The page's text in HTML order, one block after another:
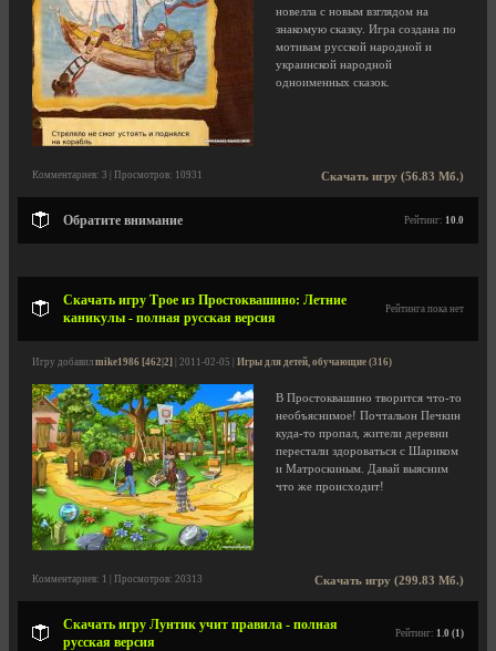
новелла с новым взглядом на
знакомую сказку. Игра создана по
мотивам русской народной и
украинской народной
одноименных сказок.
Скачать игру (56.83 Мб.)
Комментариев: 3 | Просмотров: 10931
Обратите внимание Рейтинг: 10.0
Скачать игру Трое из Простоквашино: Летние
каникулы - полная русская версия
Рейтинга пока нет
Игру добавил mike1986 [462|2] | 2011-02-05 | Игры для детей, обучающие (316)
В Простоквашино творится что-то
необъяснимое! Почтальон Печкин
куда-то пропал, жители деревни
перестали здороваться с Шариком
и Матроскиным. Давай выясним
что же происходит!
Скачать игру (299.83 Мб.)
Комментариев: 1 | Просмотров: 20313
Скачать игру Лунтик учит правила - полная
русская версия
Рейтинг: 1.0 (1)